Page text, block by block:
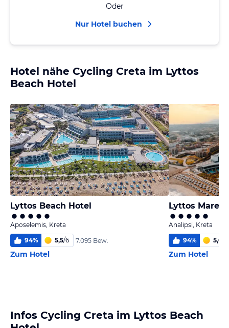
Oder
Nur Hotel buchen
Hotel nähe Cycling Creta im Lyttos
Beach Hotel
Lyttos Beach Hotel
Aposelemis, Kreta
94% 5,5/6 7.095 Bew.
Zum Hotel
Lyttos Mare
Analipsi, Kreta
94% 5,6
Zum Hotel
Infos Cycling Creta im Lyttos Beach